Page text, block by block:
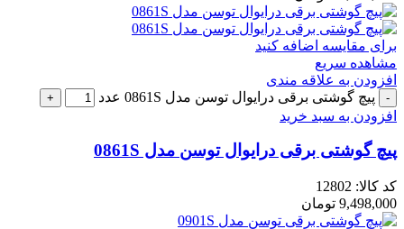
برای مقایسه اضافه کنید
مشاهده سریع
افزودن به علاقه مندی
پیچ گوشتی برقی درایوال توسن مدل 0861S عدد
افزودن به سبد خرید
پیچ گوشتی برقی درایوال توسن مدل 0861S
کد کالا: 12802
9,498,000 تومان